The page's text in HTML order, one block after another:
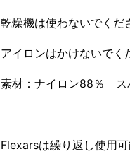
乾燥機は使わないでくだ
アイロンはかけないでく
素材：ナイロン88％ ス
Flexarsは繰り返し使用